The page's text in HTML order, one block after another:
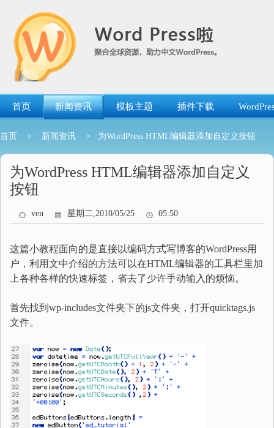
首页 新闻资讯 模板主题 插件下载
首页 > 新闻资讯 > 为WordPress HTML编辑器添加自定义按钮
为WordPress HTML编辑器添加自定义
按钮
ven 星期二,2010/05/25 05:50
这篇小教程面向的是直接以编码方式写博客的WordPress用
户，利用文中介绍的方法可以在HTML编辑器的工具栏里加
上各种各样的快速标签，省去了少许手动输入的烦恼。
首先找到wp-includes文件夹下的js文件夹，打开quicktags.js
文件。